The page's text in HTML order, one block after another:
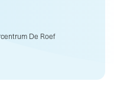
De Roef